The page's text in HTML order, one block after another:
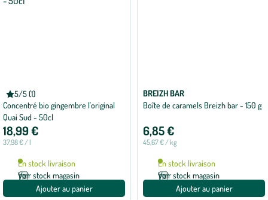
5/5 (1)
Note
moyenne
de
5
sur
5
avec
QUAI SUD
Concentré bio gingembre l'original
Quai Sud - 50cl
18,99 €
37,98 € / l
En stock livraison
Voir stock magasin
Ajouter au panier
BREIZH BAR
Boîte de caramels Breizh bar - 150 g
6,85 €
45,67 € / kg
En stock livraison
Voir stock magasin
Ajouter au panier